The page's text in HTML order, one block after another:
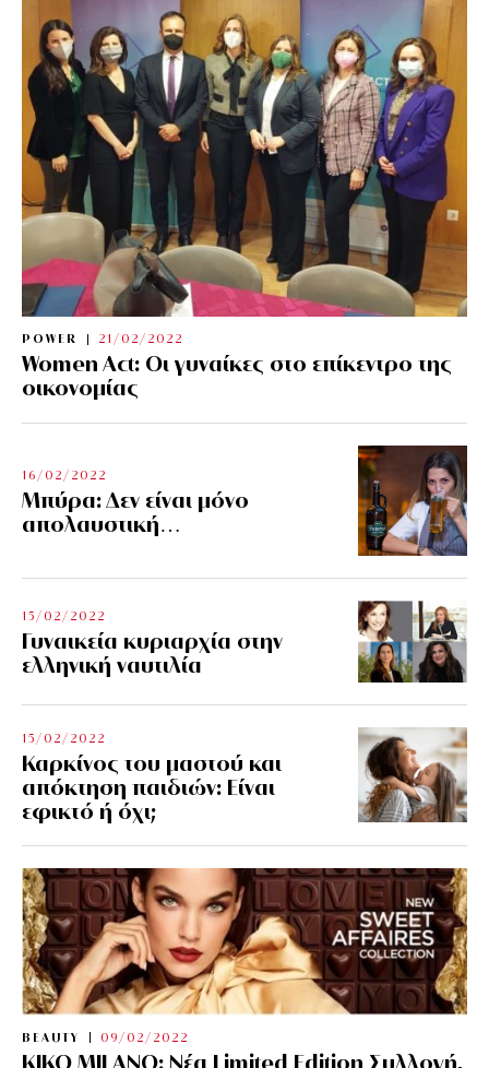
POWER 21/02/2022
Women Act: Οι γυναίκες στο επίκεντρο της
οικονομίας
16/02/2022
Μπύρα: Δεν είναι μόνο
απολαυστική…
15/02/2022
Γυναικεία κυριαρχία στην
ελληνική ναυτιλία
15/02/2022
Καρκίνος του μαστού και
απόκτηση παιδιών: Είναι
εφικτό ή όχι;
BEAUTY 09/02/2022
KIKO MILANO: Νέα Limited Edition Συλλογή,